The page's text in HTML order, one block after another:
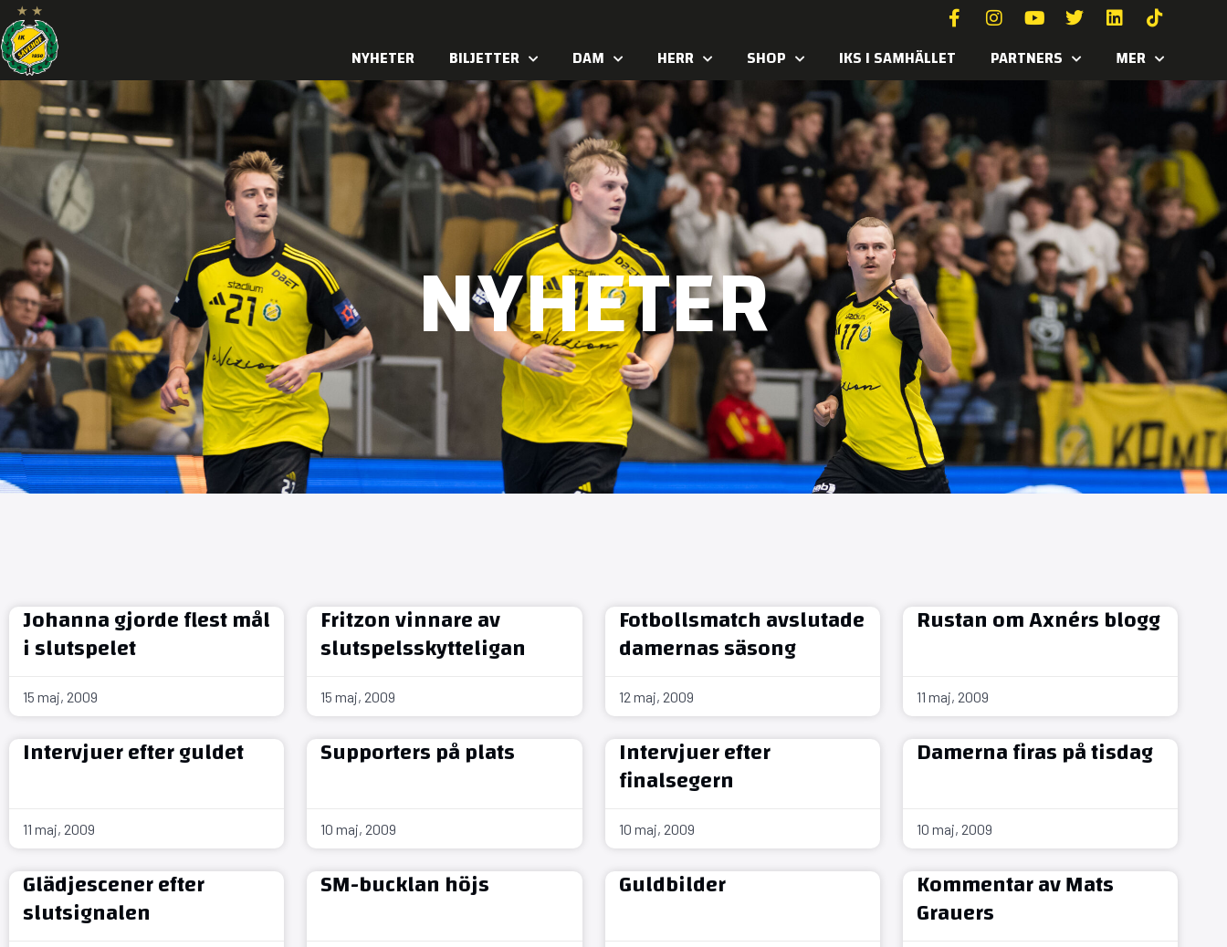
NYHETER BILJETTER DAM HERR SHOP IKS I SAMHÄLLET PARTNERS MER
NYHETER
Johanna gjorde flest mål
i slutspelet
15 maj, 2009
Fritzon vinnare av
slutspelsskytteligan
15 maj, 2009
Fotbollsmatch avslutade
damernas säsong
12 maj, 2009
Rustan om Axnérs blogg
11 maj, 2009
Intervjuer efter guldet
11 maj, 2009
Supporters på plats
10 maj, 2009
Intervjuer efter
finalsegern
10 maj, 2009
Damerna firas på tisdag
10 maj, 2009
Glädjescener efter
slutsignalen
SM-bucklan höjs Guldbilder Kommentar av Mats
Grauers